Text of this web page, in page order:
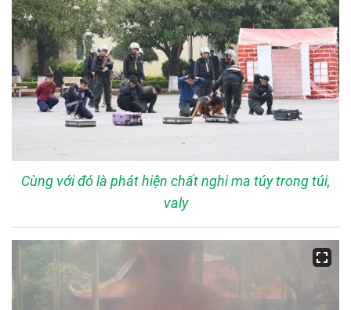
Cùng với đó là phát hiện chất nghi ma túy trong túi,
valy